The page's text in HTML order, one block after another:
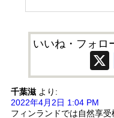
いいね・フォロ
千葉滋 より:
2022年4月2日 1:04 PM
フィンランドでは自然享